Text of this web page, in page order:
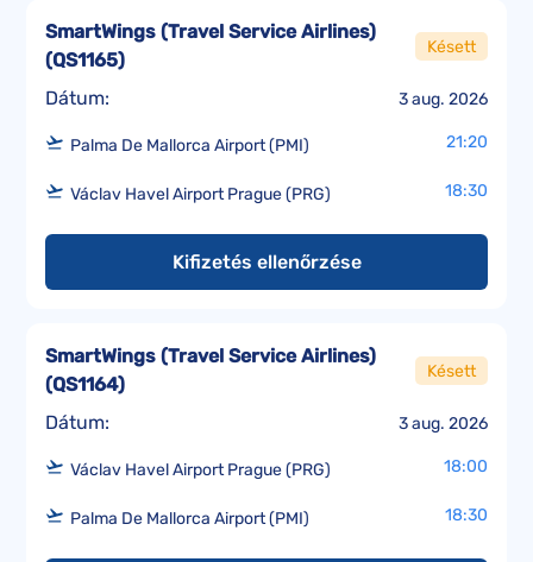
Dátum: 3 aug. 2026
SmartWings (Travel Service Airlines)
(QS1165)
Késett
Palma De Mallorca Airport (PMI) 21:20
Václav Havel Airport Prague (PRG) 18:30
Kifizetés ellenőrzése
Dátum: 3 aug. 2026
SmartWings (Travel Service Airlines)
(QS1164)
Késett
Václav Havel Airport Prague (PRG) 18:00
Palma De Mallorca Airport (PMI) 18:30